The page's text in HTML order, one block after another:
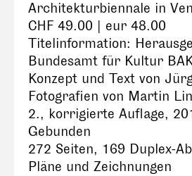
Architekturbiennale in
CHF 49.00 | eur 48.00
Titelinformation:
Bundesamt für Kultur
Konzept und Text von
Fotografien von Martin
2., korrigierte Auflage,
Gebunden
272 Seiten, 169 Duplex-
Pläne und Zeichnungen